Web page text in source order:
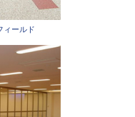
ィールド